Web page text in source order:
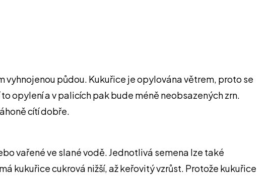
půdou. Kukuřice je opylována větrem, proto se
opylení a v palicích pak bude méně neobsazených zrn.
cítí dobře.
vařené ve slané vodě. Jednotlivá semena lze také
kukuřice cukrová nižší, až keřovitý vzrůst. Protože kukuřice